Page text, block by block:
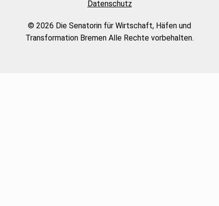
Datenschutz
© 2026 Die Senatorin für Wirtschaft, Häfen und
Transformation Bremen Alle Rechte vorbehalten.